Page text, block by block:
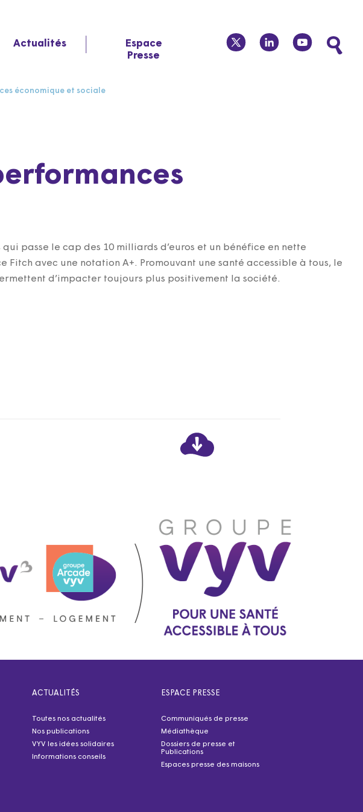
Actualités
Espace
Presse
twitter linkedin youtube
économique et sociale
passe le cap des 10 milliards d’euros et un bénéfice en nette
avec une notation A+. Promouvant une santé accessible à tous, le
d’impacter toujours plus positivement la société.
ACTUALITÉS
Toutes nos actualités
Nos publications
VYV les idées solidaires
Informations conseils
ESPACE PRESSE
Communiqués de presse
Médiathèque
Dossiers de presse et
Publications
Espaces presse des maisons